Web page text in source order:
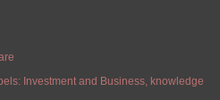
Investment and Business knowledge